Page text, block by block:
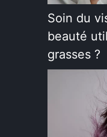
Soin du
beauté
grasses ?